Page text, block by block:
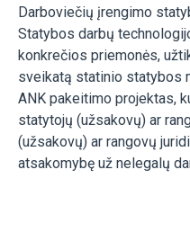
Darboviečių įrengimo
Statybos darbų
konkrečios priemonės,
sveikatą statinio statybos
ANK pakeitimo projektas,
statytojų (užsakovų) ar
(užsakovų) ar rangovų
atsakomybę už nelegalų